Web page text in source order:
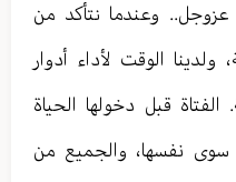
عزوجل.. وعندما نتأكد من
الوقت لأداء أدوار
الفتاة قبل دخولها الحياة
سوى نفسها، والجميع من